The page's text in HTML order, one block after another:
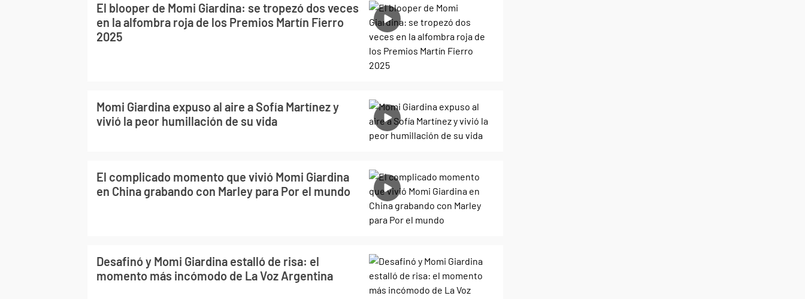
El blooper de Momi Giardina: se tropezó dos veces
en la alfombra roja de los Premios Martín Fierro
2025
Momi Giardina expuso al aire a Sofía Martínez y
vivió la peor humillación de su vida
El complicado momento que vivió Momi Giardina
en China grabando con Marley para Por el mundo
Desafinó y Momi Giardina estalló de risa: el
momento más incómodo de La Voz Argentina